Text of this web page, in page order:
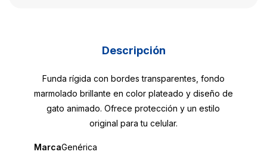
Descripción
Funda rígida con bordes transparentes, fondo
marmolado brillante en color plateado y diseño de
gato animado. Ofrece protección y un estilo
original para tu celular.
MarcaGenérica